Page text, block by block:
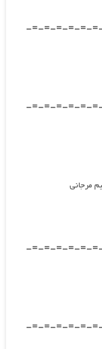
-=-=-=-=-=-
-=-=-=-=-=-
مرجانی
-=-=-=-=-=-
-=-=-=-=-=-